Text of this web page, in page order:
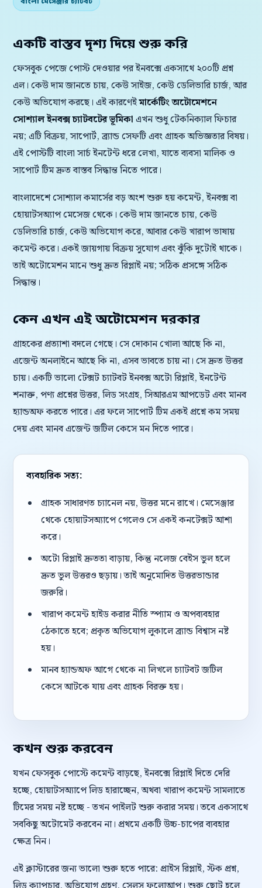
একটি বাস্তব দৃশ্য দিয়ে শুরু করি
ফেসবুক পেজে পোস্ট দেওয়ার পর ইনবক্সে একসাথে ২০০টি প্রশ্ন
এল। কেউ দাম জানতে চায়, কেউ সাইজ, কেউ ডেলিভারি চার্জ, আর
কেউ অভিযোগ করছে। এই কারণেইমার্কেটিং অটোমেশনে
সোশ্যাল ইনবক্স চ্যাটবটের ভূমিকা এখন শুধু টেকনিক্যাল ফিচার
নয়; এটি বিক্রয়, সাপোর্ট, ব্র্যান্ড সেফটি এবং গ্রাহক অভিজ্ঞতার বিষয়।
এই পোস্টটি বাংলা সার্চ ইনটেন্ট ধরে লেখা, যাতে ব্যবসা মালিক ও
সাপোর্ট টিম দ্রুত বাস্তব সিদ্ধান্ত নিতে পারে।
বাংলাদেশে সোশ্যাল কমার্সের বড় অংশ শুরু হয় কমেন্ট, ইনবক্স বা
হোয়াটসঅ্যাপ মেসেজ থেকে। কেউ দাম জানতে চায়, কেউ
ডেলিভারি চার্জ, কেউ অভিযোগ করে, আবার কেউ খারাপ ভাষায়
কমেন্ট করে। একই জায়গায় বিক্রয় সুযোগ এবং ঝুঁকি দুটোই থাকে।
তাই অটোমেশন মানে শুধু দ্রুত রিপ্লাই নয়; সঠিক প্রসঙ্গে সঠিক
সিদ্ধান্ত।
কেন এখন এই অটোমেশন দরকার
গ্রাহকের প্রত্যাশা বদলে গেছে। সে দোকান খোলা আছে কি না,
এজেন্ট অনলাইনে আছে কি না, এসব ভাবতে চায় না। সে দ্রুত উত্তর
চায়। একটি ভালো টেক্সট চ্যাটবট ইনবক্স অটো রিপ্লাই, ইনটেন্ট
শনাক্ত, পণ্য প্রশ্নের উত্তর, লিড সংগ্রহ, সিআরএম আপডেট এবং মানব
হ্যান্ডঅফ করতে পারে। এর ফলে সাপোর্ট টিম একই প্রশ্নে কম সময়
দেয় এবং মানব এজেন্ট জটিল কেসে মন দিতে পারে।
ব্যবহারিক সত্য:
গ্রাহক সাধারণত চ্যানেল নয়, উত্তর মনে রাখে। মেসেঞ্জার
থেকে হোয়াটসঅ্যাপে গেলেও সে একই কনটেক্সট আশা
করে।
অটো রিপ্লাই দ্রুততা বাড়ায়, কিন্তু নলেজ বেইস ভুল হলে
দ্রুত ভুল উত্তরও ছড়ায়। তাই অনুমোদিত উত্তরভান্ডার
জরুরি।
খারাপ কমেন্ট হাইড করার নীতি স্প্যাম ও অপব্যবহার
ঠেকাতে হবে; প্রকৃত অভিযোগ লুকালে ব্র্যান্ড বিশ্বাস নষ্ট
হয়।
মানব হ্যান্ডঅফ আগে থেকে না লিখলে চ্যাটবট জটিল
কেসে আটকে যায় এবং গ্রাহক বিরক্ত হয়।
কখন শুরু করবেন
যখন ফেসবুক পোস্টে কমেন্ট বাড়ছে, ইনবক্সে রিপ্লাই দিতে দেরি
হচ্ছে, হোয়াটসঅ্যাপে লিড হারাচ্ছেন, অথবা খারাপ কমেন্ট সামলাতে
টিমের সময় নষ্ট হচ্ছে - তখন পাইলট শুরু করার সময়। তবে একসাথে
সবকিছু অটোমেট করবেন না। প্রথমে একটি উচ্চ-চাপের ব্যবহার
ক্ষেত্র নিন।
এই ক্লাস্টারের জন্য ভালো শুরু হতে পারে: প্রাইস রিপ্লাই, স্টক প্রশ্ন,